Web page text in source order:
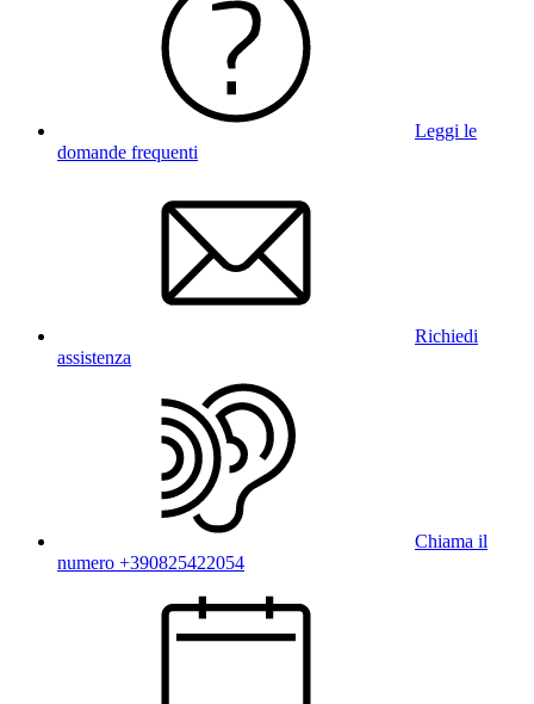
Leggi le
domande frequenti
Richiedi
assistenza
Chiama il
numero +390825422054